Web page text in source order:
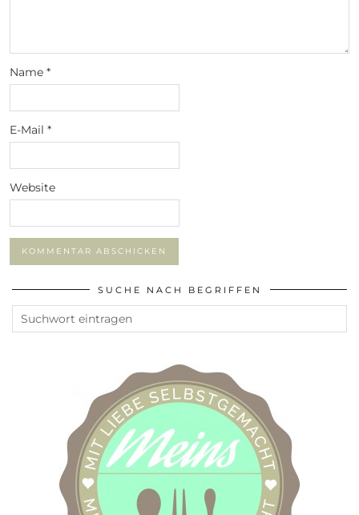
Name *
E-Mail *
Website
SUCHE NACH BEGRIFFEN